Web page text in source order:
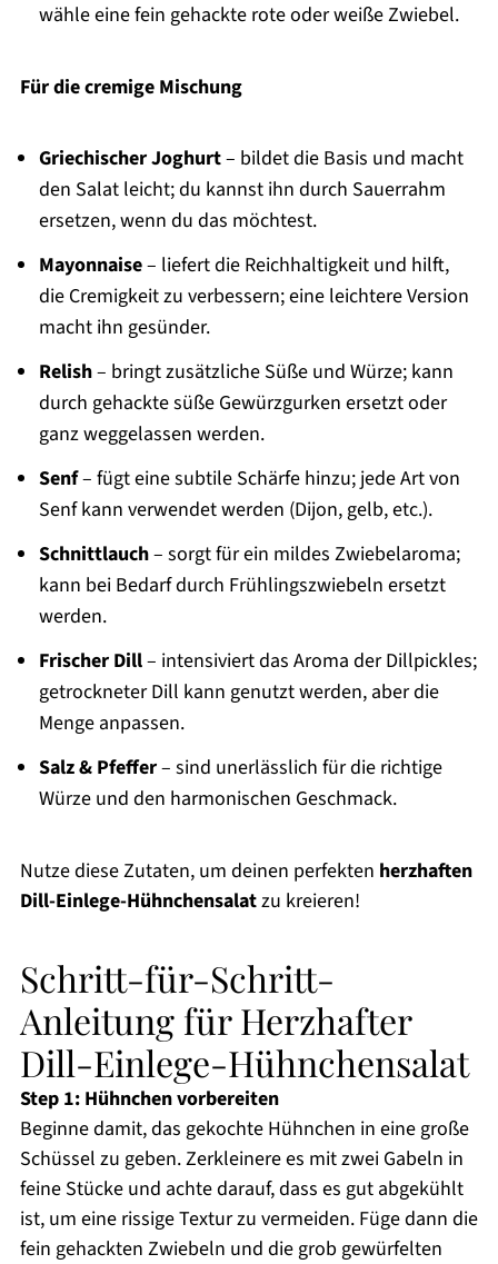
wähle eine fein gehackte rote oder weiße Zwiebel.
Für die cremige Mischung
Griechischer Joghurt– bildet die Basis und macht
den Salat leicht; du kannst ihn durch Sauerrahm
ersetzen, wenn du das möchtest.
Mayonnaise– liefert die Reichhaltigkeit und hilft,
die Cremigkeit zu verbessern; eine leichtere Version
macht ihn gesünder.
Relish– bringt zusätzliche Süße und Würze; kann
durch gehackte süße Gewürzgurken ersetzt oder
ganz weggelassen werden.
Senf– fügt eine subtile Schärfe hinzu; jede Art von
Senf kann verwendet werden (Dijon, gelb, etc.).
Schnittlauch– sorgt für ein mildes Zwiebelaroma;
kann bei Bedarf durch Frühlingszwiebeln ersetzt
werden.
Frischer Dill– intensiviert das Aroma der Dillpickles;
getrockneter Dill kann genutzt werden, aber die
Menge anpassen.
Salz & Pfeffer– sind unerlässlich für die richtige
Würze und den harmonischen Geschmack.
Nutze diese Zutaten, um deinen perfekten herzhaften
Dill-Einlege-Hühnchensalatzu kreieren!
Schritt-für-Schritt-
Anleitung für Herzhafter
Dill-Einlege-Hühnchensalat
Step 1: Hühnchen vorbereiten
Beginne damit, das gekochte Hühnchen in eine große
Schüssel zu geben. Zerkleinere es mit zwei Gabeln in
feine Stücke und achte darauf, dass es gut abgekühlt
ist, um eine rissige Textur zu vermeiden. Füge dann die
fein gehackten Zwiebeln und die grob gewürfelten